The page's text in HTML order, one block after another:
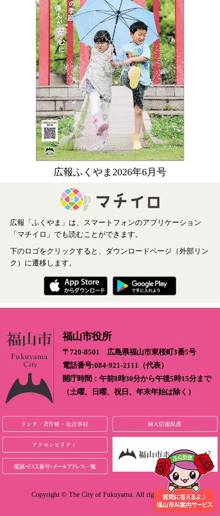
広報ふくやま2026年6月号
広報「ふくやま」は、スマートフォンのアプリケーション
「マチイロ」でも読むことができます。
下のロゴをクリックすると、ダウンロードページ（外部リン
ク）に遷移します。
福山市役所
〒720-8501 広島県福山市東桜町3番5号
電話番号:084-921-2111（代表）
開庁時間：午前8時30分から午後5時15分まで
（土曜、日曜、祝日、年末年始は除く）
Copyright © The City of Fukuyama. All rights reserved.